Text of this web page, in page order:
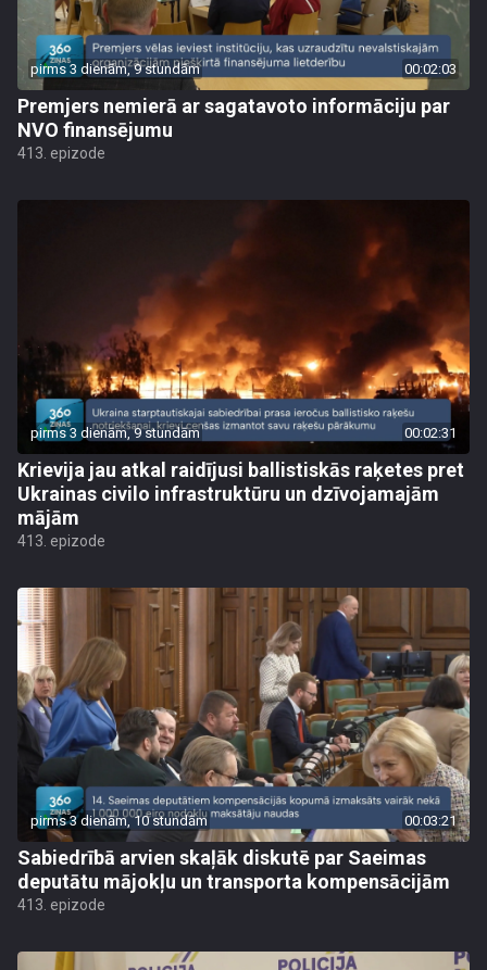
pirms 3 dienām, 9 stundām 00:02:03
Premjers nemierā ar sagatavoto informāciju par
NVO finansējumu
413. epizode
pirms 3 dienām, 9 stundām 00:02:31
Krievija jau atkal raidījusi ballistiskās raķetes pret
Ukrainas civilo infrastruktūru un dzīvojamajām
mājām
413. epizode
pirms 3 dienām, 10 stundām 00:03:21
Sabiedrībā arvien skaļāk diskutē par Saeimas
deputātu mājokļu un transporta kompensācijām
413. epizode